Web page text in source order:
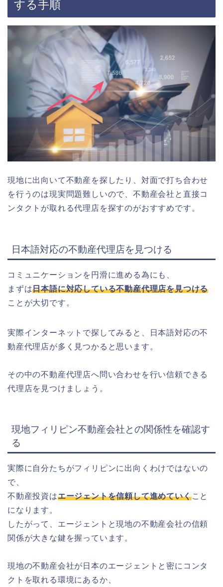
する手順
現地に出向いて不動産を探したり、対面で打ち合わせ
を行うのは現実問題難しいので、不動産会社と直接コ
ンタクトが取れる代理店を探すのがおすすめです。
日本語対応の不動産代理店を見つける
コミュニケーションを円滑に進める為にも、
まずは日本語に対応している不動産代理店を見つける
ことが大切です。
実際インターネットで探してみると、日本語対応の不
動産代理店が多く見つかると思います。
その中の不動産代理店へ問い合わせを行い信頼できる
代理店を見つけ ましょう。
現地フィリピン不動産会社との関係性を確認す
る
実際に自分たちがフィリピンに出向くわけではないの
で、
不動産投資はエージェントを信頼して進めていくこと
になります。
したがって、エージェントと現地の不動産会社の信頼
関係が大きな鍵を握っています。
現地の不動産会社が日本のエージェントと密にコンタ
クトを取れる環境にあるか、